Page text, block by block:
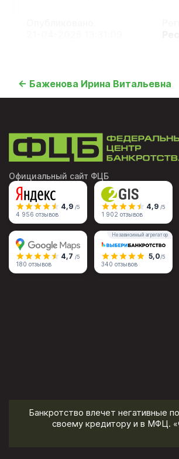
← Баженова Ирина Витальевна
Официальный сайт ФЦБ
4,9 /5
4 956 отзывов
4,9 /5
1 902 отзывов
4,7 /5
180 отзывов
Независимый агрегатор
5,0/5
340 отзывов
Банкротство влечет негативные
своему кредитору и в МФЦ.